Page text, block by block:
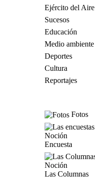
Ejército del Aire
Sucesos
Educación
Medio ambiente
Deportes
Cultura
Reportajes
Fotos
Encuesta
Las Columnas